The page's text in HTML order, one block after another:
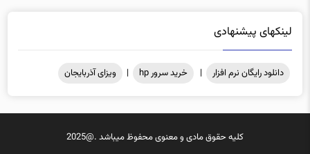
لینکهای پیشنهادی
دانلود رایگان نرم افزار | خرید سرور hp | ویزای آذربایجان
کلیه حقوق مادی و معنوی محفوظ میباشد .@2025